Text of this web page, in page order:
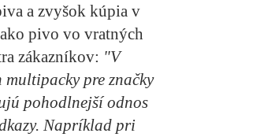
a zvyšok kúpia v
pivo vo vratných
zákazníkov: "V
pre značky
pohodlnejší odnos
Napríklad pri